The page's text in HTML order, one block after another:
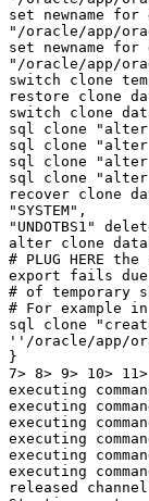
set newname
"/oracle/app/
set newname
"/oracle/app/
switch clone
restore clone
switch clone
sql clone
sql clone
sql clone
sql clone
recover clone
"SYSTEM",
"UNDOTBS1"
alter clone
# PLUG HERE
export fails
# of temporary
# For example
sql clone
''/oracle/app/
}
7> 8> 9> 10>
executing
executing
executing
executing
executing
executing
released channel: